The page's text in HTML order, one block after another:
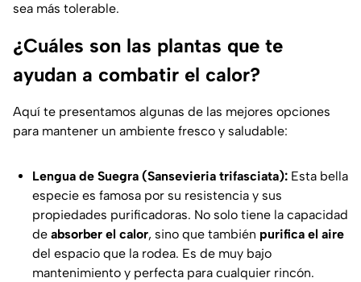
sea más tolerable.
¿Cuáles son las plantas que te
ayudan a combatir el calor?
Aquí te presentamos algunas de las mejores opciones
para mantener un ambiente fresco y saludable:
Lengua de Suegra (Sansevieria trifasciata): Esta bella
especie es famosa por su resistencia y sus
propiedades purificadoras. No solo tiene la capacidad
de absorber el calor, sino que también purifica el aire
del espacio que la rodea. Es de muy bajo
mantenimiento y perfecta para cualquier rincón.